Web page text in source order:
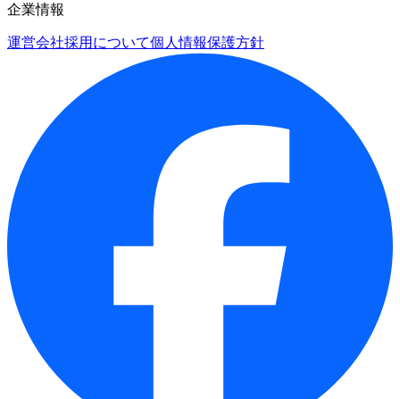
企業情報
運営会社採用について個人情報保護方針